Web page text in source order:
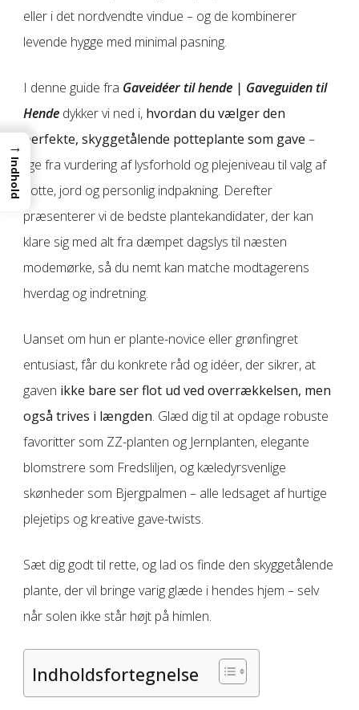
eller i det nordvendte vindue – og de kombinerer
levende hygge med minimal pasning.
I denne guide fra Gaveidéer til hende | Gaveguiden til
Hende dykker vi ned i, hvordan du vælger den
perfekte, skyggetålende potteplante som gave –
lige fra vurdering af lysforhold og plejeniveau til valg af
potte, jord og personlig indpakning. Derefter
præsenterer vi de bedste plantekandidater, der kan
klare sig med alt fra dæmpet dagslys til næsten
modemørke, så du nemt kan matche modtagerens
hverdag og indretning.
Uanset om hun er plante-novice eller grønfingret
entusiast, får du konkrete råd og idéer, der sikrer, at
gaven ikke bare ser flot ud ved overrækkelsen, men
også trives i længden. Glæd dig til at opdage robuste
favoritter som ZZ-planten og Jernplanten, elegante
blomstrere som Fredsliljen, og kæledyrsvenlige
skønheder som Bjergpalmen – alle ledsaget af hurtige
plejetips og kreative gave-twists.
Sæt dig godt til rette, og lad os finde den skyggetålende
plante, der vil bringe varig glæde i hendes hjem – selv
når solen ikke står højt på himlen.
Indholdsfortegnelse
→
Indhold